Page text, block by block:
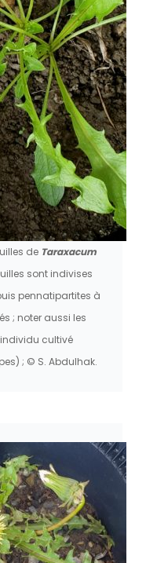
de Taraxacum
sont indivises
pennatipartites à
; noter aussi les
cultivé
; © S. Abdulhak.